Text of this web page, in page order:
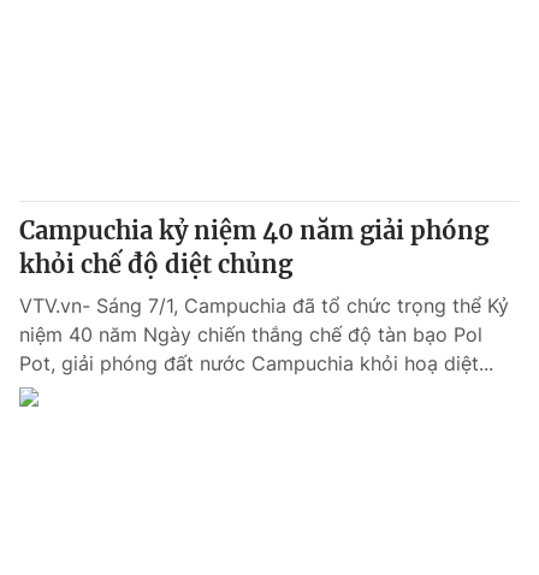
Campuchia kỷ niệm 40 năm giải phóng
khỏi chế độ diệt chủng
VTV.vn- Sáng 7/1, Campuchia đã tổ chức trọng thể Kỷ
niệm 40 năm Ngày chiến thắng chế độ tàn bạo Pol
Pot, giải phóng đất nước Campuchia khỏi hoạ diệt...